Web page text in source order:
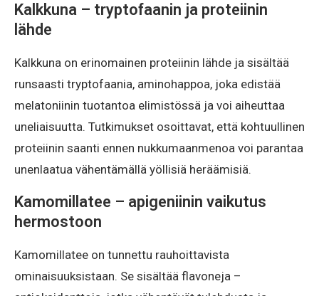
Kalkkuna – tryptofaanin ja proteiinin
lähde
Kalkkuna on erinomainen proteiinin lähde ja sisältää
runsaasti tryptofaania, aminohappoa, joka edistää
melatoniinin tuotantoa elimistössä ja voi aiheuttaa
uneliaisuutta. Tutkimukset osoittavat, että kohtuullinen
proteiinin saanti ennen nukkumaanmenoa voi parantaa
unenlaatua vähentämällä yöllisiä heräämisiä.
Kamomillatee – apigeniinin vaikutus
hermostoon
Kamomillatee on tunnettu rauhoittavista
ominaisuuksistaan. Se sisältää flavoneja –